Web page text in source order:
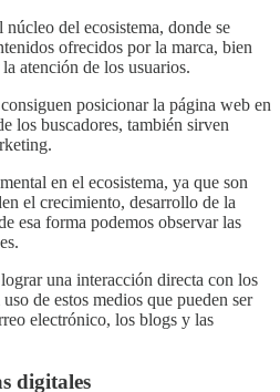
núcleo del ecosistema, donde se
ofrecidos por la marca, bien
atención de los usuarios.
posicionar la página web en
los buscadores, también sirven
en el ecosistema, ya que son
el crecimiento, desarrollo de la
esa forma podemos observar las
una interacción directa con los
de estos medios que pueden ser
electrónico, los blogs y las
digitales